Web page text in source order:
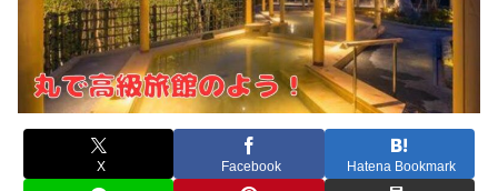
X Facebook Hatena Bookmark